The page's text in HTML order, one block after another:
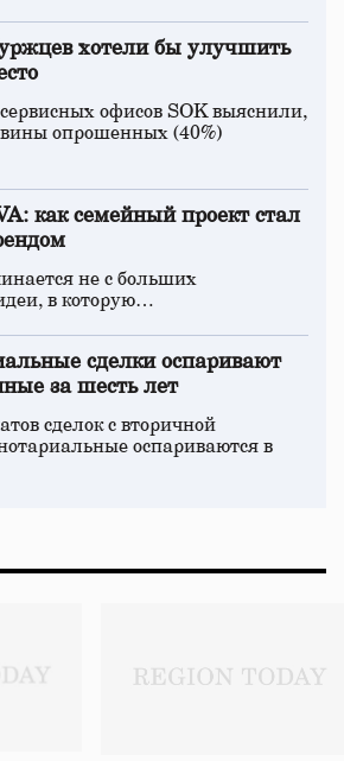
хотели бы улучшить
офисов SOK выяснили,
опрошенных (40%)
как семейный проект стал
не с больших
в которую…
сделки оспаривают
за шесть лет
сделок с вторичной
оспариваются в